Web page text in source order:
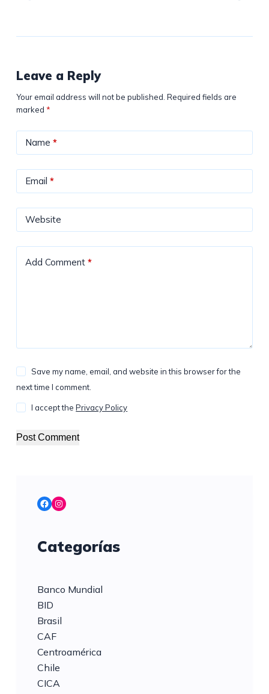
Leave a Reply
Your email address will not be published. Required fields are
marked *
Name *
Email *
Website
Add Comment*
Save my name, email, and website in this browser for the
next time I comment.
I accept thePrivacy Policy
Post Comment
Facebook
Instagram
Categorías
Banco Mundial
BID
Brasil
CAF
Centroamérica
Chile
CICA